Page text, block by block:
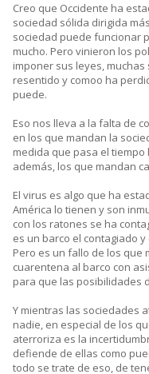
Creo que Occidente ha
sociedad sólida dirigida
sociedad puede funcionar
mucho. Pero vinieron los
imponer sus leyes,
resentido y comoo ha
puede.
Eso nos lleva a la falta de
en los que mandan la
medida que pasa el
además, los que mandan
El virus es algo que ha
América lo tienen y son
con los ratones se ha
es un barco el contagiado
Pero es un fallo de los que
cuarentena al barco con
para que las posibilidades
Y mientras las sociedades
nadie, en especial de los
aterroriza es la
defiende de ellas como
todo se trate de eso, de